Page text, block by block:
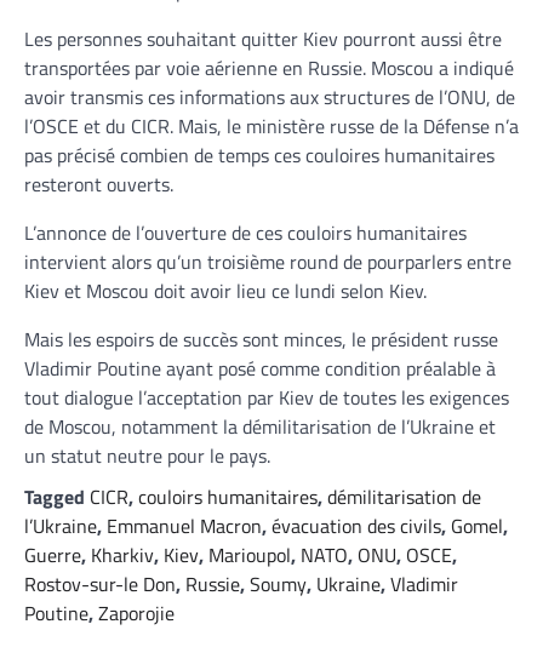
Les personnes souhaitant quitter Kiev pourront aussi être
transportées par voie aérienne en Russie. Moscou a indiqué
avoir transmis ces informations aux structures de l’ONU, de
l’OSCE et du CICR. Mais, le ministère russe de la Défense n’a
pas précisé combien de temps ces couloires humanitaires
resteront ouverts.
L’annonce de l’ouverture de ces couloirs humanitaires
intervient alors qu’un troisième round de pourparlers entre
Kiev et Moscou doit avoir lieu ce lundi selon Kiev.
Mais les espoirs de succès sont minces, le président russe
Vladimir Poutine ayant posé comme condition préalable à
tout dialogue l’acceptation par Kiev de toutes les exigences
de Moscou, notamment la démilitarisation de l’Ukraine et
un statut neutre pour le pays.
Tagged CICR,couloirs humanitaires,démilitarisation de
l’Ukraine, Emmanuel Macron,évacuation des civils, Gomel,
Guerre, Kharkiv, Kiev, Marioupol, NATO, ONU, OSCE,
Rostov-sur-le Don, Russie,Soumy, Ukraine,Vladimir
Poutine,Zaporojie